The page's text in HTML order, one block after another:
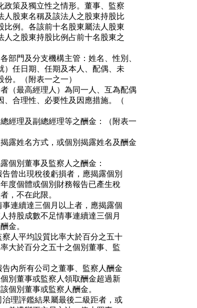
策及獨立性之情形。董事、監察
股東名稱及該法人之股東持股比
例。各該前十名股東屬法人股東
之股東持股比例占前十名股東之
部門及分支機構主管：姓名、性別、
任日期、任期及本人、配偶、未
。（附表一之一）
（最高經理人）為同一人、互為配偶
合理性、必要性及因應措施。（
經理及副總經理等之酬金：（附表一
露姓名方式，或個別揭露姓名及酬金
個別董事及監察人之酬金：
曾出現稅後虧損者，應揭露個別
個體或個別財務報告已產生稅
不在此限。
連續達三個月以上者，應揭露個
股成數不足情事連續達三個月
金。
人平均設質比率大於百分之五十
於百分之五十之個別董事、監
內所有公司之董事、監察人酬金
董事或監察人領取酬金超過新
別董事或監察人酬金。
理評鑑結果屬最後二級距者，或